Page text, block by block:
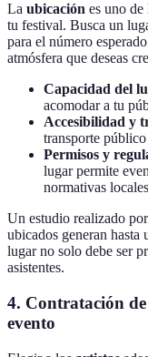
La ubicación es uno de
tu festival. Busca un
para el número
atmósfera que deseas
Capacidad del
acomodar a tu
Accesibilidad y
transporte
Permisos y
lugar permite
normativas
Un estudio realizado
ubicados generan hasta
lugar no solo debe ser
asistentes.
4. Contratación
evento